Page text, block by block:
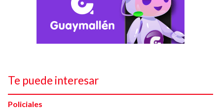
Te puede interesar
Policiales